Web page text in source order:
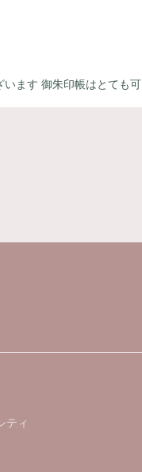
ます 御朱印帳はとても可
に使います。
ティ